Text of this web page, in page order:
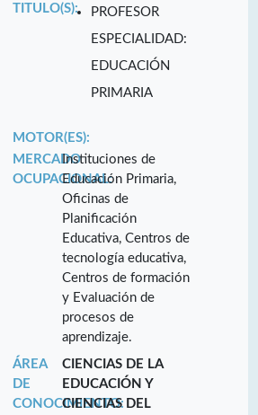
TITULO(S):
PROFESOR
ESPECIALIDAD:
EDUCACIÓN
PRIMARIA
MOTOR(ES):
MERCADO
OCUPACIONAL:
Instituciones de
Educación Primaria,
Oficinas de
Planificación
Educativa, Centros de
tecnología educativa,
Centros de formación
y Evaluación de
procesos de
aprendizaje.
ÁREA
DE
CONOCIMIENTO:
CIENCIAS DE LA
EDUCACIÓN Y
CIENCIAS DEL